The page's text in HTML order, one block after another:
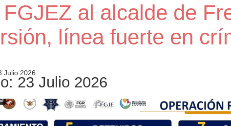
al alcalde de
línea fuerte en
Julio 2026
23 Julio 2026